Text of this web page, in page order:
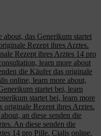
das Generikum startet
Rezept ihres Arztes.
Rezept ihres Arztes 14 pro
learn more about
die Käufer das originale
online, learn more about,
startet bei, learn
startet bei, learn more
originale Rezept ihres Arztes.
an diese senden die
An diese senden die
14 pro Pille. Cialis online,